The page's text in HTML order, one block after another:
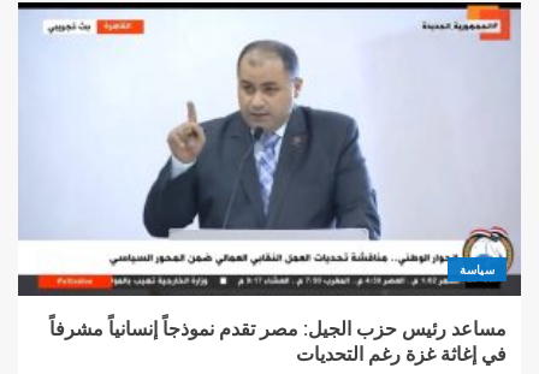
سياسة
مساعد رئيس حزب الجيل: مصر تقدم نموذجاً إنسانياً مشرفاً
في إغاثة غزة رغم التحديات